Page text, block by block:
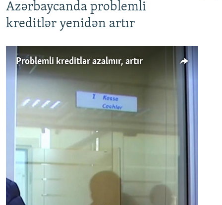
Azərbaycanda problemli
kreditlər yenidən artır
Problemli kreditlər azalmır, artır